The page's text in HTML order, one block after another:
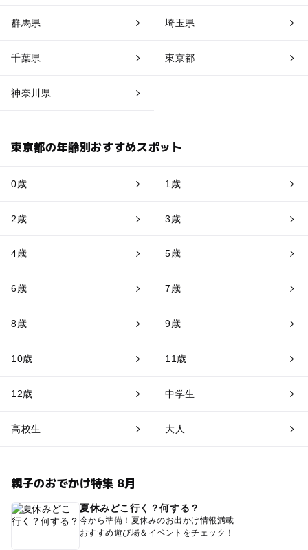
群馬県 埼玉県
千葉県 東京都
神奈川県
東京都の年齢別おすすめスポット
0歳 1歳
2歳 3歳
4歳 5歳
6歳 7歳
8歳 9歳
10歳 11歳
12歳 中学生
高校生 大人
親子のおでかけ特集 8月
夏休みどこ行く？何する？
今から準備！夏休みのお出かけ情報満載
おすすめ遊び場＆イベントをチェック！